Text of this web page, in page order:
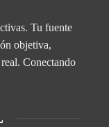
Tu fuente
objetiva,
Conectando